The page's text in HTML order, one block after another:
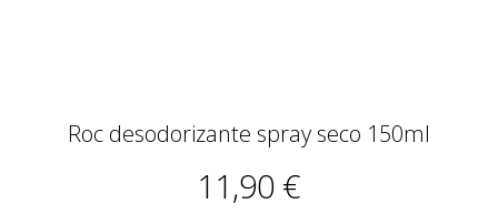
Roc desodorizante spray seco 150ml
11,90 €